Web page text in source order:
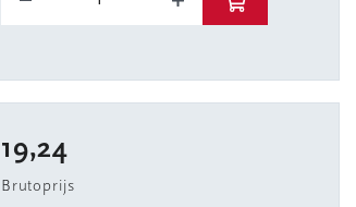
19,24
Brutoprijs